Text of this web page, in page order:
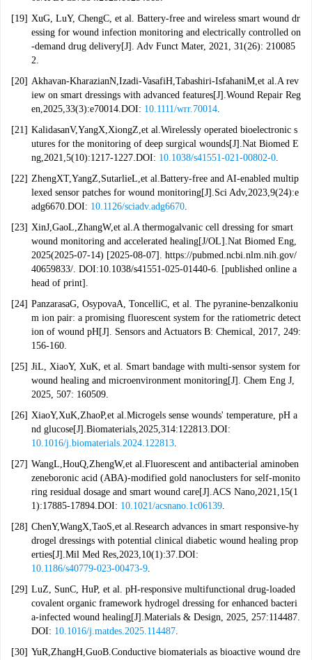
[19] XuG, LuY, ChengC, et al. Battery-free and wireless smart wound dr
essing for wound infection monitoring and electrically controlled on
-demand drug delivery[J]. Adv Funct Mater, 2021, 31(26): 210085
2.
[20] Akhavan-KharazianN,Izadi-VasafiH,Tabashiri-IsfahaniM,et al.A rev
iew on smart dressings with advanced features[J].Wound Repair Reg
en,2025,33(3):e70014.DOI: 10.1111/wrr.70014.
[21] KalidasanV,YangX,XiongZ,et al.Wirelessly operated bioelectronic s
utures for the monitoring of deep surgical wounds[J].Nat Biomed E
ng,2021,5(10):1217-1227.DOI: 10.1038/s41551-021-00802-0.
[22] ZhengXT,YangZ,SutarlieL,et al.Battery-free and AI-enabled multip
lexed sensor patches for wound monitoring[J].Sci Adv,2023,9(24):e
adg6670.DOI: 10.1126/sciadv.adg6670.
[23] XinJ,GaoL,ZhangW,et al.A thermogalvanic cell dressing for smart
wound monitoring and accelerated healing[J/OL].Nat Biomed Eng,
2025(2025-07-14) [2025-08-07]. https://pubmed.ncbi.nlm.nih.gov/
40659833/. DOI:10.1038/s41551-025-01440-6. [published online a
head of print].
[24] PanzarasaG, OsypovaA, ToncelliC, et al. The pyranine-benzalkoniu
m ion pair: a promising fluorescent system for the ratiometric detect
ion of wound pH[J]. Sensors and Actuators B: Chemical, 2017, 249:
156-160.
[25] JiL, XiaoY, XuK, et al. Smart bandage with multi-sensor system for
wound healing and microenvironment monitoring[J]. Chem Eng J,
2025, 507: 160509.
[26] XiaoY,XuK,ZhaoP,et al.Microgels sense wounds' temperature, pH a
nd glucose[J].Biomaterials,2025,314:122813.DOI:
10.1016/j.biomaterials.2024.122813.
[27] WangL,HouQ,ZhengW,et al.Fluorescent and antibacterial aminoben
zeneboronic acid (ABA)-modified gold nanoclusters for self-monito
ring residual dosage and smart wound care[J].ACS Nano,2021,15(1
1):17885-17894.DOI: 10.1021/acsnano.1c06139.
[28] ChenY,WangX,TaoS,et al.Research advances in smart responsive-hy
drogel dressings with potential clinical diabetic wound healing prop
erties[J].Mil Med Res,2023,10(1):37.DOI:
10.1186/s40779-023-00473-9.
[29] LuZ, SunC, HuP, et al. pH-responsive multifunctional drug-loaded
covalent organic framework hydrogel dressing for enhanced bacteri
a-infected wound healing[J].Materials & Design, 2025, 257:114487.
DOI: 10.1016/j.matdes.2025.114487.
[30] YuR,ZhangH,GuoB.Conductive biomaterials as bioactive wound dre